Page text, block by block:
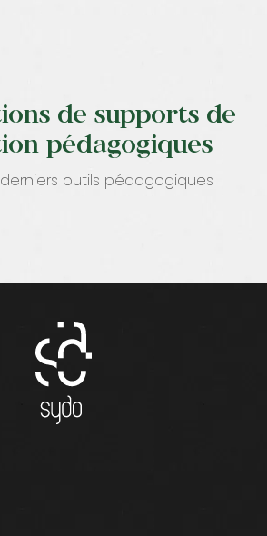
de supports de
pédagogiques
outils pédagogiques